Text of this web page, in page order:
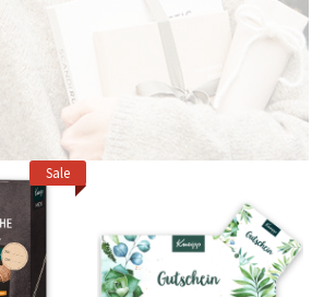
Sale